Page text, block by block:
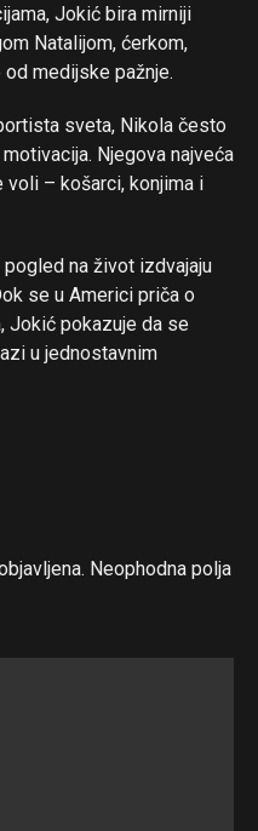
Jokić bira mirniji
Natalijom, ćerkom,
medijske pažnje.
sveta, Nikola često
Njegova najveća
voli – košarci, konjima i
na život izdvajaju
se u Americi priča o
Jokić pokazuje da se
u jednostavnim
Neophodna polja